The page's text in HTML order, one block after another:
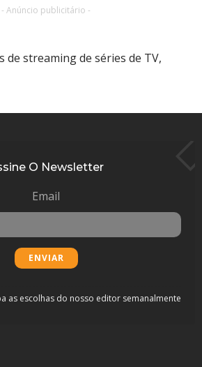
- Anúncio publicitário -
O Newsletter
Email
as escolhas do nosso editor semanalmente